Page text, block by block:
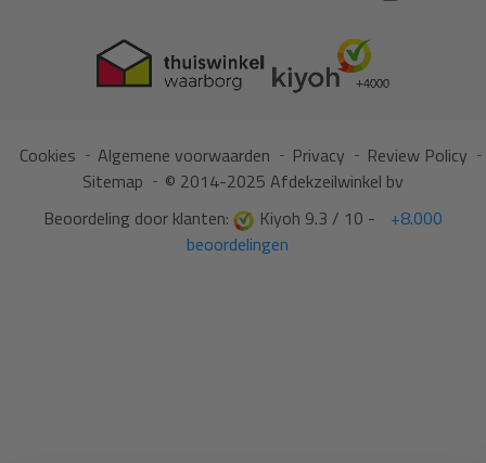
Cookies Algemene voorwaarden Privacy
Review Policy
Sitemap
© 2014-2025 Afdekzeilwinkel bv
Beoordeling door klanten:
Kiyoh 9.3 / 10 -
+8.000
beoordelingen